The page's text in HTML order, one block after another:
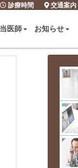
脳ドックのご予約
外来のご予約
交通案内
診療時間
医師 お知らせ